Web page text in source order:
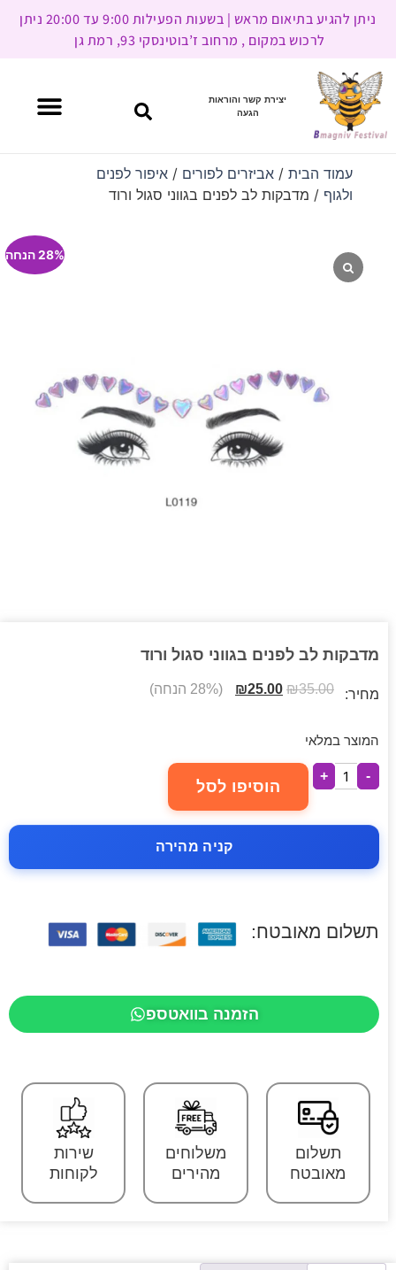
ניתן להגיע בתיאום מראש | בשעות הפעילות 9:00 עד 20:00 ניתן
לרכוש במקום , מרחוב ז’בוטינסקי 93, רמת גן
יצירת קשר והוראות
הגעה
עמוד הבית/ אביזרים לפורים / איפור לפנים
ולגוף / מדבקות לב לפנים בגווני סגול ורוד
28% הנחה
מדבקות לב לפנים בגווני סגול ורוד
מחיר: ₪35.00
₪25.00 (28% הנחה)
המוצר במלאי
-
+
הוסיפו לסל
קניה מהירה
תשלום מאובטח:
הזמנה בוואטספ
תשלום
מאובטח
משלוחים
מהירים
שירות
לקוחות